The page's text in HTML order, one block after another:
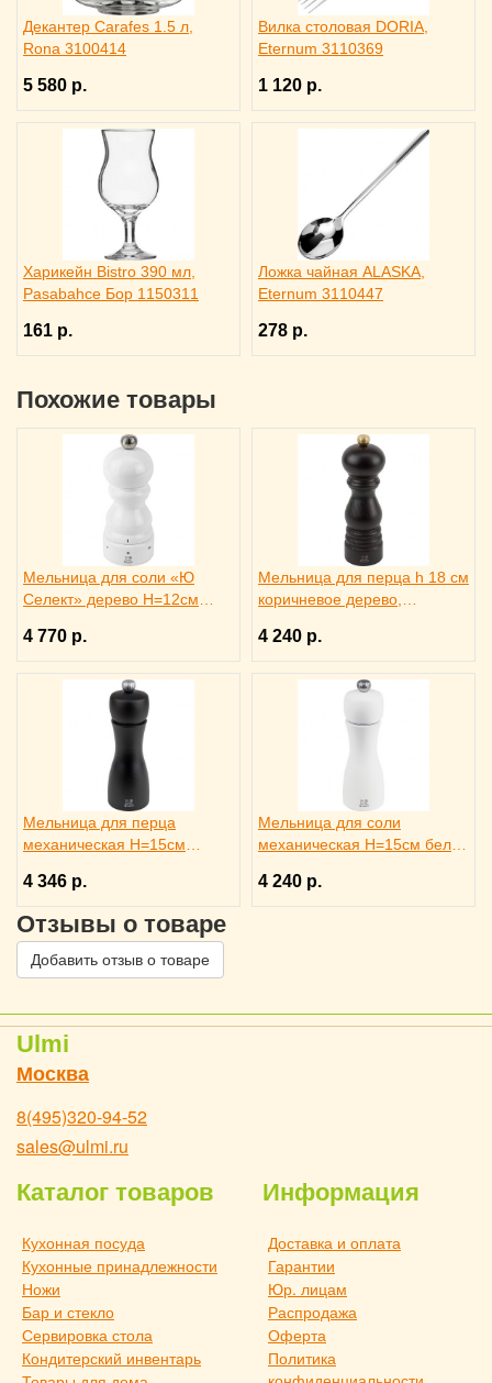
Декантер Carafes 1.5 л,
Rona 3100414
5 580 р.
Вилка столовая DORIA,
Eternum 3110369
1 120 р.
Харикейн Bistro 390 мл,
Pasabahce Бор 1150311
161 р.
Ложка чайная ALASKA,
Eternum 3110447
278 р.
Похожие товары
Мельница для соли «Ю
Селект» дерево H=12см
4 770 р.
Мельница для перца h 18 см
коричневое дерево,
PEUGEOT 3172186
4 240 р.
Мельница для перца
механическая H=15см
4 346 р.
Мельница для соли
механическая H=15см белая
4 240 р.
Отзывы о товаре
Добавить отзыв о товаре
Ulmi
Москва
8(495)320-94-52
sales@ulmi.ru
Каталог товаров
Кухонная посуда
Кухонные принадлежности
Ножи
Бар и стекло
Сервировка стола
Кондитерский инвентарь
Информация
Доставка и оплата
Гарантии
Юр. лицам
Распродажа
Оферта
Политика